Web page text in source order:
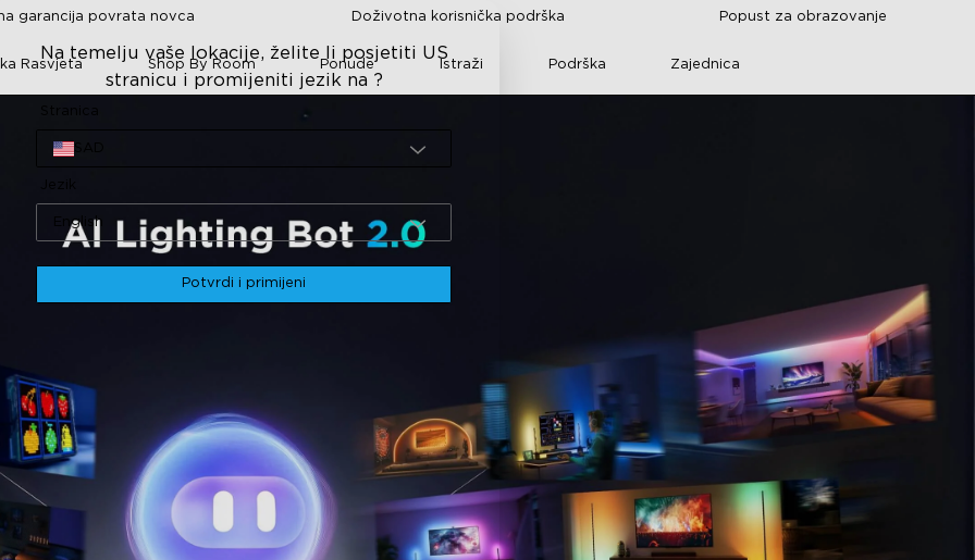
garancija povrata novca Doživotna korisnička podrška Popust za obrazovanje
Rasvjeta Shop By Room Ponude Istraži Podrška Zajednica
Na temelju vaše lokacije, želite li posjetiti US
stranicu i promijeniti jezik na ?
English
Potvrdi i primijeni